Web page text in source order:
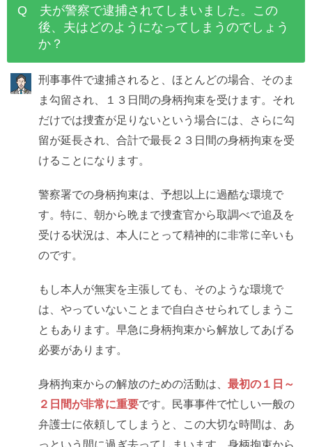
Q 夫が警察で逮捕されてしまいました。この
後、夫はどのようになってしまうのでしょう
か？
刑事事件で逮捕されると、ほとんどの場合、そのま
ま勾留され、１３日間の身柄拘束を受けます。それ
だけでは捜査が足りないという場合には、さらに勾
留が延長され、合計で最長２３日間の身柄拘束を受
けることになります。
警察署での身柄拘束は、予想以上に過酷な環境で
す。特に、朝から晩まで捜査官から取調べで追及を
受ける状況は、本人にとって精神的に非常に辛いも
のです。
もし本人が無実を主張しても、そのような環境で
は、やっていないことまで自白させられてしまうこ
ともあります。早急に身柄拘束から解放してあげる
必要があります。
身柄拘束からの解放のための活動は、 最初の１日～
２日間が非常に重要です。民事事件で忙しい一般の
弁護士に依頼してしまうと、この大切な時間は、あ
っという間に過ぎ去ってしまいます。身柄拘束から